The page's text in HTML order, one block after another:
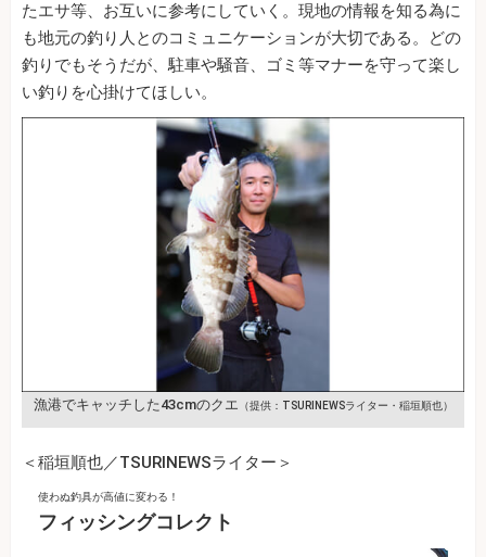
たエサ等、お互いに参考にしていく。現地の情報を知る為に
も地元の釣り人とのコミュニケーションが大切である。どの
釣りでもそうだが、駐車や騒音、ゴミ等マナーを守って楽し
い釣りを心掛けてほしい。
漁港でキャッチした43cmのクエ （提供：TSURINEWSライター・稲垣順也）
＜稲垣順也／TSURINEWSライター＞
使わぬ釣具が高値に変わる！
フィッシングコレクト